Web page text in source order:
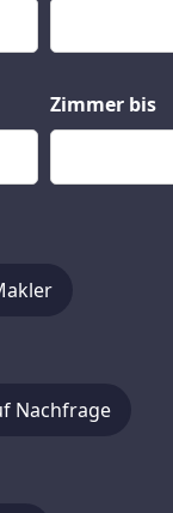
Zimmer bis
Nachfrage